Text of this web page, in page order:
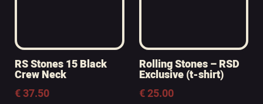
RS Stones 15 Black
Crew Neck
€37.50
Rolling Stones – RSD
Exclusive (t-shirt)
€25.00